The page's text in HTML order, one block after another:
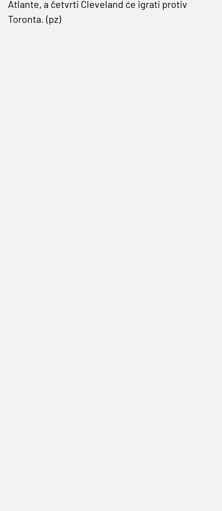
Atlante, a četvrti Cleveland će igrati protiv
Toronta. (pz)